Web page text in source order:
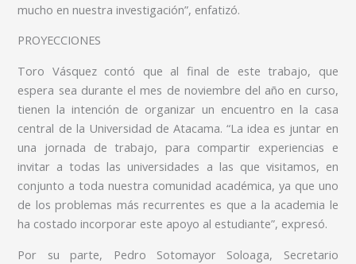
mucho en nuestra investigación”, enfatizó.
PROYECCIONES
Toro Vásquez contó que al final de este trabajo, que
espera sea durante el mes de noviembre del año en curso,
tienen la intención de organizar un encuentro en la casa
central de la Universidad de Atacama. “La idea es juntar en
una jornada de trabajo, para compartir experiencias e
invitar a todas las universidades a las que visitamos, en
conjunto a toda nuestra comunidad académica, ya que uno
de los problemas más recurrentes es que a la academia le
ha costado incorporar este apoyo al estudiante”, expresó.
Por su parte, Pedro Sotomayor Soloaga, Secretario